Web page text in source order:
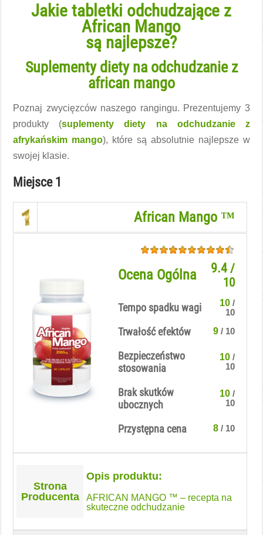
Jakie tabletki odchudzające z
African Mango
są najlepsze?
Suplementy diety na odchudzanie z
african mango
Poznaj zwycięzców naszego rangingu. Prezentujemy 3
produkty (suplementy diety na odchudzanie z
afrykańskim mango), które są absolutnie najlepsze w
swojej klasie.
Miejsce 1
African Mango ™
Ocena Ogólna 9.4/
10
Tempo spadku wagi 10 /
10
Trwałość efektów 9 / 10
Bezpieczeństwo
stosowania
10 /
10
Brak skutków
ubocznych
10 /
10
Przystępna cena 8 / 10
Strona
Producenta
Opis produktu:
AFRICAN MANGO ™ – recepta na
skuteczne odchudzanie